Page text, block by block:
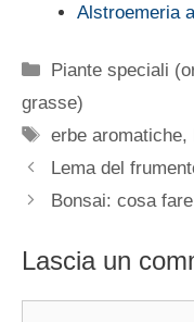
Alstroemeria
Categorie
Piante speciali
grasse)
Tag
erbe aromatiche,
Lema del
Bonsai: cosa
Lascia un